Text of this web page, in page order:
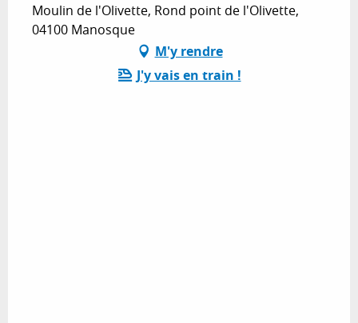
Moulin de l'Olivette, Rond point de l'Olivette,
04100 Manosque
M'y rendre
J'y vais en train !